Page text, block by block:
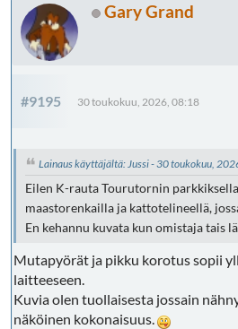
Gary Grand
#9195 30 toukokuu, 2026, 08:18
Lainaus käyttäjältä: Jussi - 30 toukokuu,
Eilen K-rauta Tourutornin
maastorenkailla ja kattotelineellä,
En kehannu kuvata kun omistaja tais
Mutapyörät ja pikku korotus sopii
laitteeseen.
Kuvia olen tuollaisesta jossain
näköinen kokonaisuus.